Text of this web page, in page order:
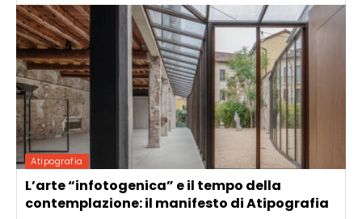
Atipografia
L’arte “infotogenica” e il tempo della
contemplazione: il manifesto di Atipografia